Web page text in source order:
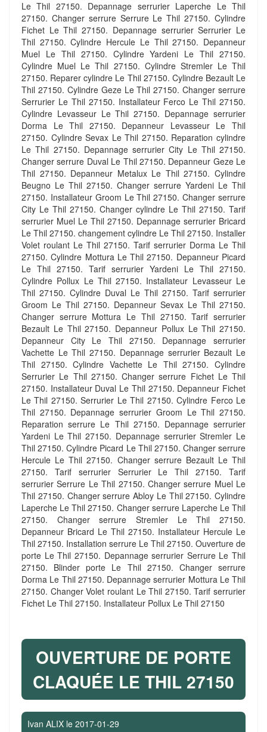
Le Thil 27150. Depannage serrurier Laperche Le Thil
27150. Changer serrure Serrure Le Thil 27150. Cylindre
Fichet Le Thil 27150. Depannage serrurier Serrurier Le
Thil 27150. Cylindre Hercule Le Thil 27150. Depanneur
Muel Le Thil 27150. Cylindre Yardeni Le Thil 27150.
Cylindre Muel Le Thil 27150. Cylindre Stremler Le Thil
27150. Reparer cylindre Le Thil 27150. Cylindre Bezault Le
Thil 27150. Cylindre Geze Le Thil 27150. Changer serrure
Serrurier Le Thil 27150. Installateur Ferco Le Thil 27150.
Cylindre Levasseur Le Thil 27150. Depannage serrurier
Dorma Le Thil 27150. Depanneur Levasseur Le Thil
27150. Cylindre Sevax Le Thil 27150. Reparation cylindre
Le Thil 27150. Depannage serrurier City Le Thil 27150.
Changer serrure Duval Le Thil 27150. Depanneur Geze Le
Thil 27150. Depanneur Metalux Le Thil 27150. Cylindre
Beugno Le Thil 27150. Changer serrure Yardeni Le Thil
27150. Installateur Groom Le Thil 27150. Changer serrure
City Le Thil 27150. Changer cylindre Le Thil 27150. Tarif
serrurier Muel Le Thil 27150. Depannage serrurier Bricard
Le Thil 27150. changement cylindre Le Thil 27150. Installer
Volet roulant Le Thil 27150. Tarif serrurier Dorma Le Thil
27150. Cylindre Mottura Le Thil 27150. Depanneur Picard
Le Thil 27150. Tarif serrurier Yardeni Le Thil 27150.
Cylindre Pollux Le Thil 27150. Installateur Levasseur Le
Thil 27150. Cylindre Duval Le Thil 27150. Tarif serrurier
Groom Le Thil 27150. Depanneur Sevax Le Thil 27150.
Changer serrure Mottura Le Thil 27150. Tarif serrurier
Bezault Le Thil 27150. Depanneur Pollux Le Thil 27150.
Depanneur City Le Thil 27150. Depannage serrurier
Vachette Le Thil 27150. Depannage serrurier Bezault Le
Thil 27150. Cylindre Vachette Le Thil 27150. Cylindre
Serrurier Le Thil 27150. Changer serrure Fichet Le Thil
27150. Installateur Duval Le Thil 27150. Depanneur Fichet
Le Thil 27150. Serrurier Le Thil 27150. Cylindre Ferco Le
Thil 27150. Depannage serrurier Groom Le Thil 27150.
Reparation serrure Le Thil 27150. Depannage serrurier
Yardeni Le Thil 27150. Depannage serrurier Stremler Le
Thil 27150. Cylindre Picard Le Thil 27150. Changer serrure
Hercule Le Thil 27150. Changer serrure Bezault Le Thil
27150. Tarif serrurier Serrurier Le Thil 27150. Tarif
serrurier Serrure Le Thil 27150. Changer serrure Muel Le
Thil 27150. Changer serrure Abloy Le Thil 27150. Cylindre
Laperche Le Thil 27150. Changer serrure Laperche Le Thil
27150. Changer serrure Stremler Le Thil 27150.
Depanneur Bricard Le Thil 27150. Installateur Hercule Le
Thil 27150. Installation serrure Le Thil 27150. Ouverture de
porte Le Thil 27150. Depannage serrurier Serrure Le Thil
27150. Blinder porte Le Thil 27150. Changer serrure
Dorma Le Thil 27150. Depannage serrurier Mottura Le Thil
27150. Changer Volet roulant Le Thil 27150. Tarif serrurier
Fichet Le Thil 27150. Installateur Pollux Le Thil 27150
OUVERTURE DE PORTE
CLAQUÉE LE THIL 27150
Ivan ALIX le 2017-01-29